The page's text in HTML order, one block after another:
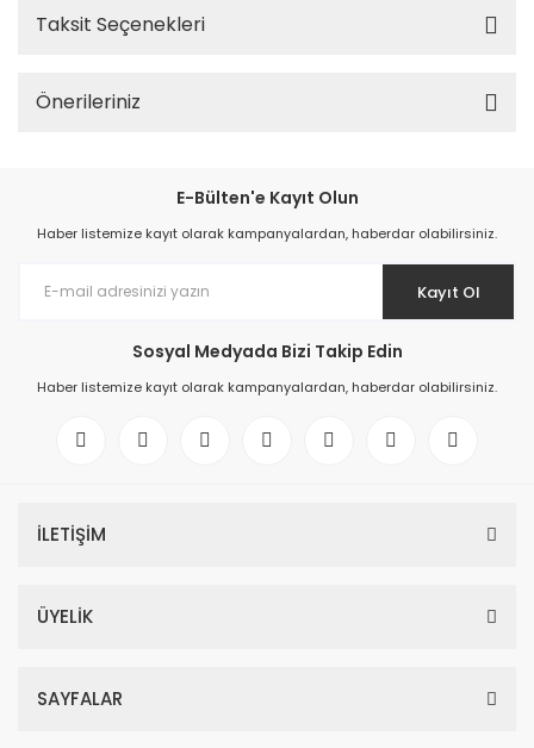
Taksit Seçenekleri
Önerileriniz
E-Bülten'e Kayıt Olun
Haber listemize kayıt olarak kampanyalardan, haberdar olabilirsiniz.
Kayıt Ol
Sosyal Medyada Bizi Takip Edin
Haber listemize kayıt olarak kampanyalardan, haberdar olabilirsiniz.
İLETİŞİM
ÜYELİK
SAYFALAR